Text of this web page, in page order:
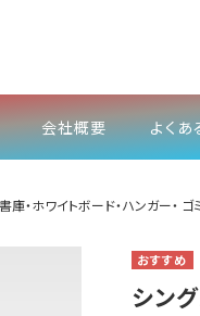
会社概要 よくあ
書庫・ホワイトボード・ハンガー・ ゴ
シン